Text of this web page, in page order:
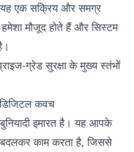
एक सक्रिय और समग्र
मौजूद होते हैं और सिस्टम
ग्रेड सुरक्षा के मुख्य स्तंभों
कवच
इमारत है। यह आपके
काम करता है, जिससे